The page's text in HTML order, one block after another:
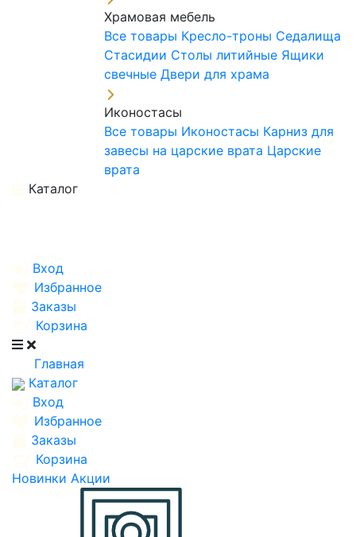
Храмовая мебель
Все товары Кресло-троны Седалища
Стасидии Столы литийные Ящики
свечные Двери для храма
Иконостасы
Все товары Иконостасы Карниз для
завесы на царские врата Царские
врата
Каталог
Вход
Избранное
Заказы
Корзина
Главная
Каталог
Вход
Избранное
Заказы
Корзина
Новинки Акции